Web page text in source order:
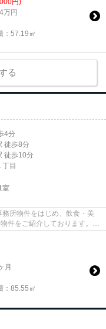
万円
：57.19㎡
る
4分
徒歩8分
徒歩10分
丁目
室
所物件をはじめ、飲食・美
件をご紹介しております。
月
：85.55㎡